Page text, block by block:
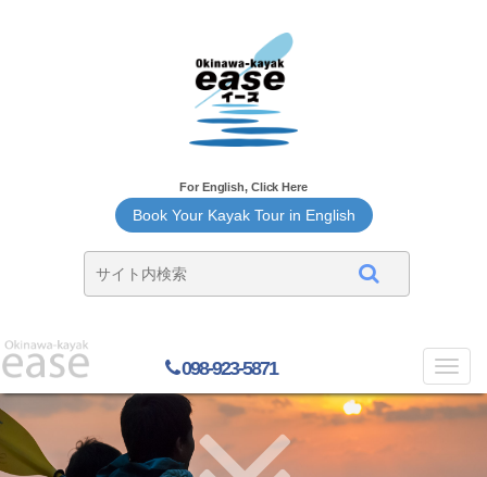
For English, Click Here
Book Your Kayak Tour in English
098-923-5871